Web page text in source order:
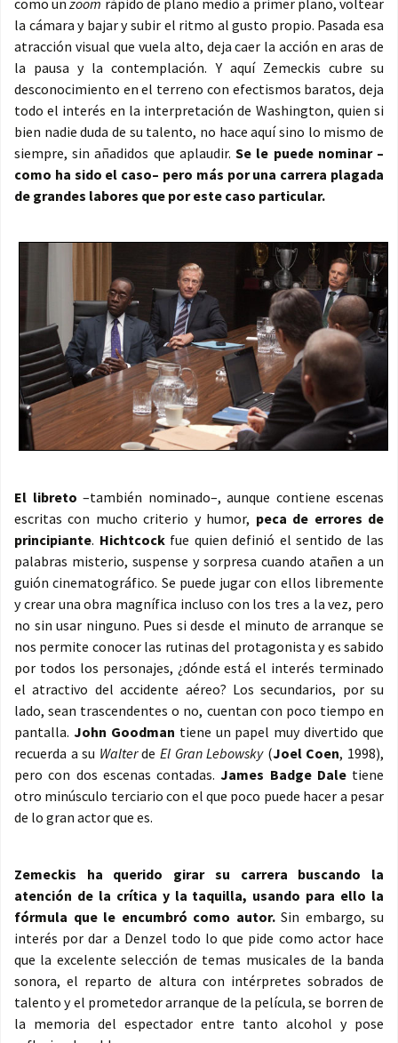
como unzoom rápido de plano medio a primer plano, voltear
la cámara y bajar y subir el ritmo al gusto propio. Pasada esa
atracción visual que vuela alto, deja caer la acción en aras de
la pausa y la contemplación. Y aquí Zemeckis cubre su
desconocimiento en el terreno con efectismos baratos, deja
todo el interés en la interpretación de Washington, quien si
bien nadie duda de su talento, no hace aquí sino lo mismo de
siempre, sin añadidos que aplaudir.Se le puede nominar –
como ha sido el caso– pero más por una carrera plagada
de grandes labores que por este caso particular.
El libreto –también nominado–, aunque contiene escenas
escritas con mucho criterio y humor, peca de errores de
principiante. Hichtcockfue quien definió el sentido de las
palabras misterio, suspense y sorpresa cuando atañen a un
guión cinematográfico. Se puede jugar con ellos libremente
y crear una obra magnífica incluso con los tres a la vez, pero
no sin usar ninguno. Pues si desde el minuto de arranque se
nos permite conocer las rutinas del protagonista y es sabido
por todos los personajes, ¿dónde está el interés terminado
el atractivo del accidente aéreo? Los secundarios, por su
lado, sean trascendentes o no, cuentan con poco tiempo en
pantalla. John Goodman tiene un papel muy divertido que
recuerda a su Walterde El Gran Lebowsky(Joel Coen, 1998),
pero con dos escenas contadas.James Badge Daletiene
otro minúsculo terciario con el que poco puede hacer a pesar
de lo gran actor que es.
Zemeckis ha querido girar su carrera buscando la
atención de la crítica y la taquilla, usando para ello la
fórmula que le encumbró como autor.Sin embargo, su
interés por dar a Denzel todo lo que pide como actor hace
que la excelente selección de temas musicales de la banda
sonora, el reparto de altura con intérpretes sobrados de
talento y el prometedor arranque de la película, se borren de
la memoria del espectador entre tanto alcohol y pose